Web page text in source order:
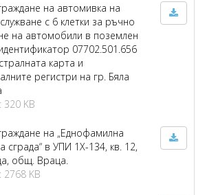
на автомивка на
с 6 клетки за ръчно
на автомобили в поземлен
07702.501.656
карта и
регистри на гр. Бяла
KB
на „Еднофамилна
сграда“ в УПИ 1Х-134, кв. 12,
общ. Враца.
KB